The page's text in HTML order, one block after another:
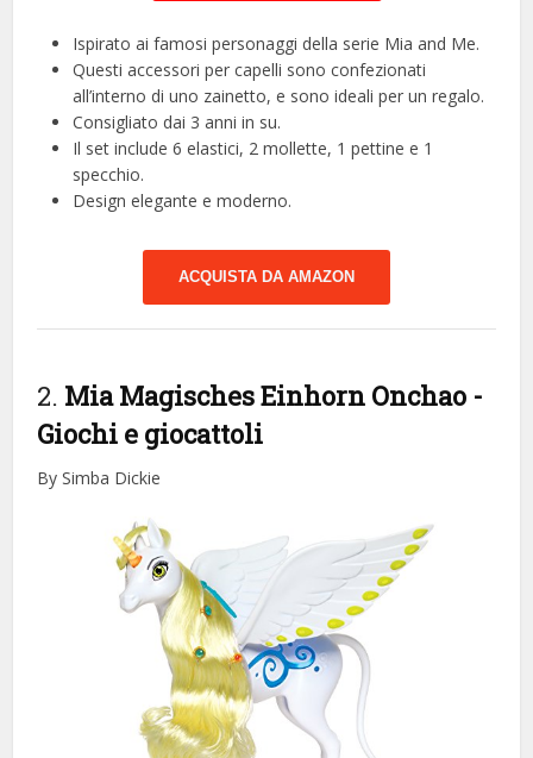
Ispirato ai famosi personaggi della serie Mia and Me.
Questi accessori per capelli sono confezionati
all’interno di uno zainetto, e sono ideali per un regalo.
Consigliato dai 3 anni in su.
Il set include 6 elastici, 2 mollette, 1 pettine e 1
specchio.
Design elegante e moderno.
ACQUISTA DA AMAZON
2. Mia Magisches Einhorn Onchao -
Giochi e giocattoli
By Simba Dickie